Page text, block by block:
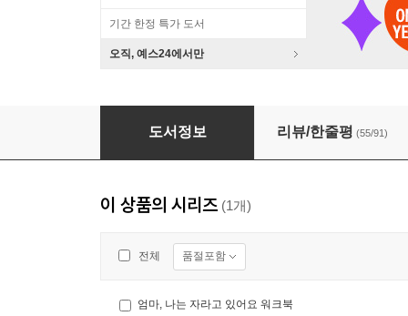
기간 한정 특가 도서
오직, 예스24에서만
엄마 나는 자라고 있어요
도서정보 리뷰/한줄평 (55/91)
이 상품의 시리즈 (1개)
전체 품절포함
엄마, 나는 자라고 있어요 워크북